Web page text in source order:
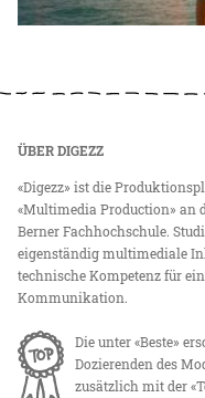
ÜBER DIGEZZ
«Digezz» ist die
«Multimedia Production» an
Berner Fachhochschule.
eigenständig multimediale
technische Kompetenz für
Kommunikation.
Die unter «Beste»
Dozierenden des
zusätzlich mit der